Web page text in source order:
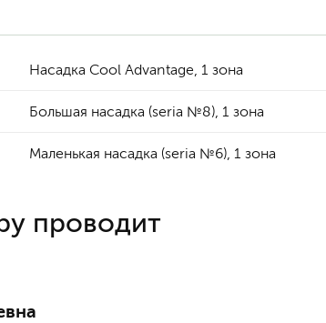
Насадка Cool Advantage, 1 зона
Большая насадка (seria №8), 1 зона
Маленькая насадка (seria №6), 1 зона
проводит